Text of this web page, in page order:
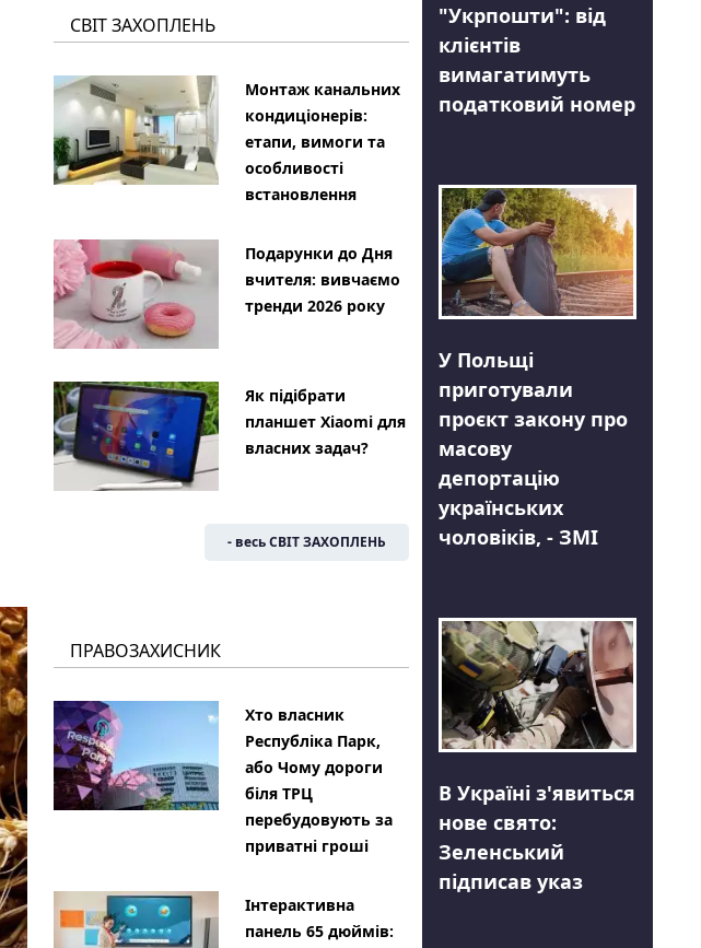
СВІТ ЗАХОПЛЕНЬ
Монтаж канальних
кондиціонерів:
етапи, вимоги та
особливості
встановлення
Подарунки до Дня
вчителя: вивчаємо
тренди 2026 року
Як підібрати
планшет Xiaomi для
власних задач?
- весь СВІТ ЗАХОПЛЕНЬ
ПРАВОЗАХИСНИК
Хто власник
Республіка Парк,
або Чому дороги
біля ТРЦ
перебудовують за
приватні гроші
Інтерактивна
панель 65 дюймів:
"Укрпошти": від
клієнтів
вимагатимуть
податковий номер
У Польщі
приготували
проєкт закону про
масову
депортацію
українських
чоловіків, - ЗМІ
В Україні з'явиться
нове свято:
Зеленський
підписав указ